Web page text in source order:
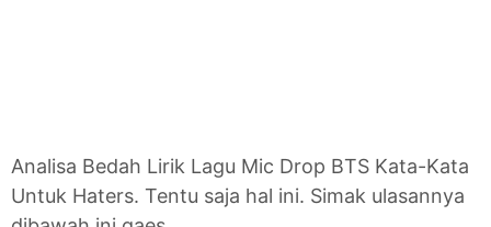
Analisa Bedah Lirik Lagu Mic Drop BTS Kata-Kata
Untuk Haters. Tentu saja hal ini. Simak ulasannya